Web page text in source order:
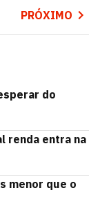
PRÓXIMO
do
renda entra na
menor que o